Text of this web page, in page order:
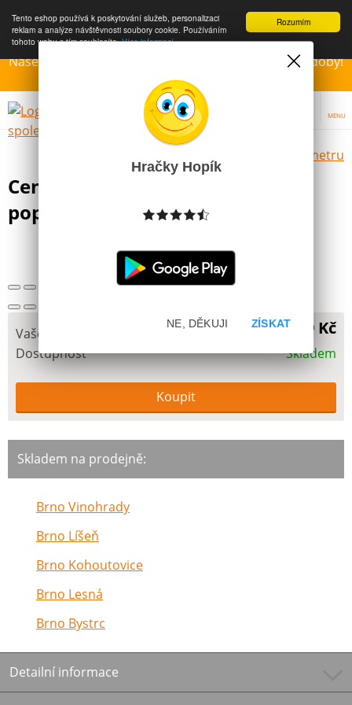
Rozumím
Tento eshop používá k poskytování služeb, personalizaci
reklam a analýze návštěvnosti soubory cookie. Používáním
tohoto webu s tím souhlasíte.Více informací
Naše Prodejny – Otevřeny dle otvírací prázdninové doby!
Přejeme krásné léto!!!
MENU
Výběr hraček dle zvoleného parametru
Centropen trojhranné fixy
popisovače 30 ks
Vaše cena 109 Kč
Dostupnost Skladem
Skladem na prodejně:
Brno Vinohrady
Brno Líšeň
Brno Kohoutovice
Brno Lesná
Brno Bystrc
Detailní informace
Hračky Hopík
ZÍSKAT
NE, DĚKUJI